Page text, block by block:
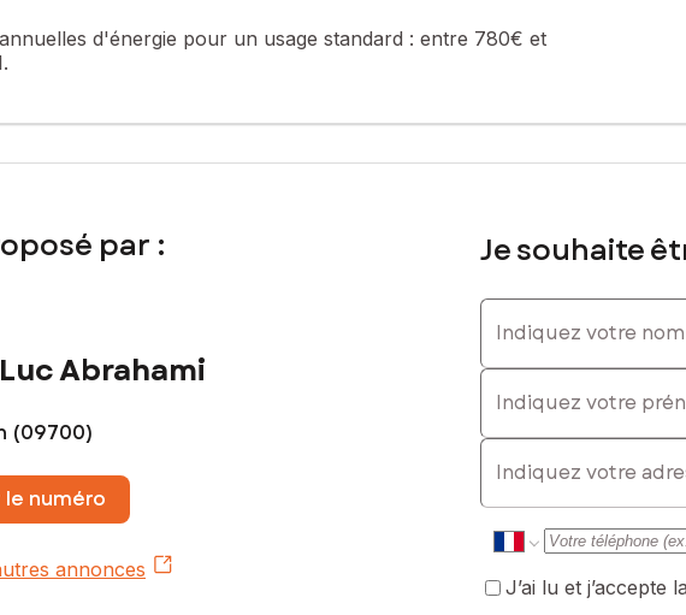
d'énergie pour un usage standard : entre 780€ et
par :
Abrahami
(09700)
le numéro
annonces
Je souhaite
Indiquez votre nom
Indiquez votre prénom
E-mail
J’ai lu et j’accepte la